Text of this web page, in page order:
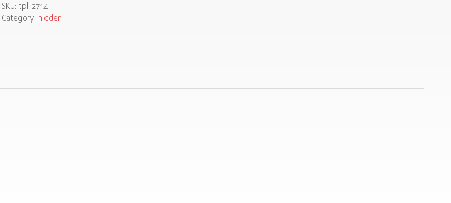
SKU:tpl-2714
Category: hidden